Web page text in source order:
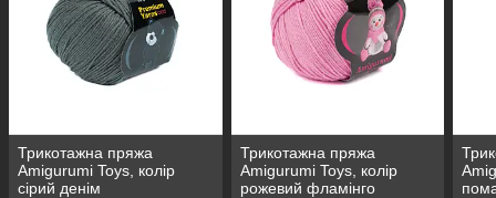
Трикотажна пряжа
Amigurumi Toys, колір
сірий денім
Трикотажна пряжа
Amigurumi Toys, колір
рожевий фламінго